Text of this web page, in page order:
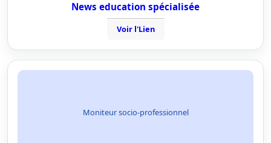
News education spécialisée
Voir l'Lien
Moniteur socio-professionnel